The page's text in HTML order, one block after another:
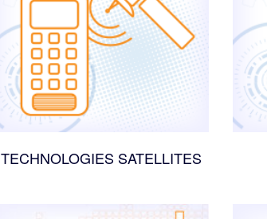
TECHNOLOGIES SATELLITES